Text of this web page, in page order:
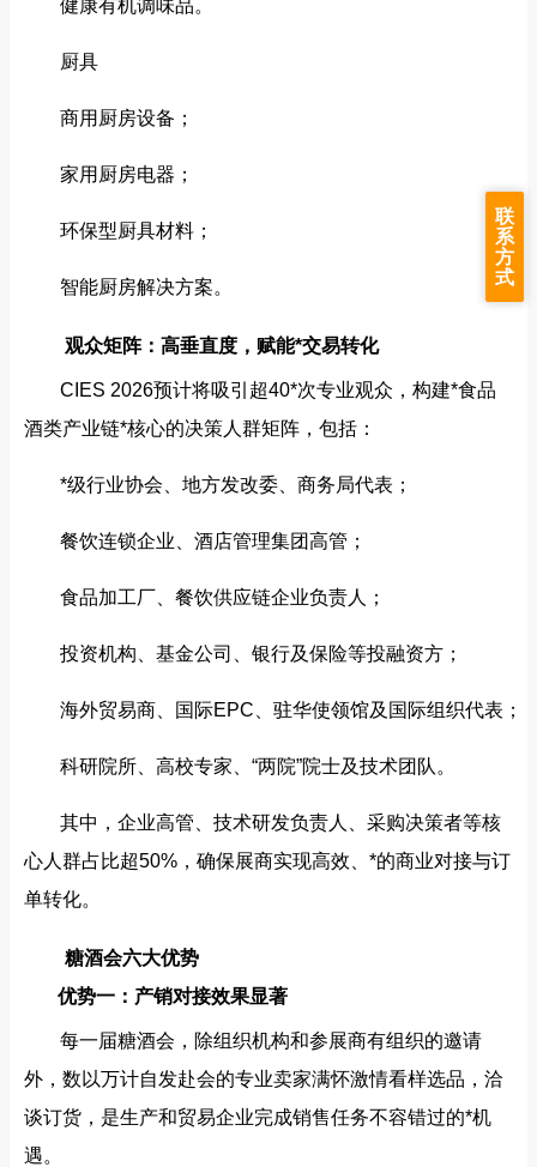
健康有机调味品。
厨具
商用厨房设备；
家用厨房电器；
环保型厨具材料；
智能厨房解决方案。
观众矩阵：高垂直度，赋能*交易转化
CIES 2026预计将吸引超40*次专业观众，构建*食品
酒类产业链*核心的决策人群矩阵，包括：
*级行业协会、地方发改委、商务局代表；
餐饮连锁企业、酒店管理集团高管；
食品加工厂、餐饮供应链企业负责人；
投资机构、基金公司、银行及保险等投融资方；
海外贸易商、国际EPC、驻华使领馆及国际组织代表；
科研院所、高校专家、“两院”院士及技术团队。
其中，企业高管、技术研发负责人、采购决策者等核
心人群占比超50%，确保展商实现高效、*的商业对接与订
单转化。
糖酒会六大优势
优势一：产销对接效果显著
每一届糖酒会，除组织机构和参展商有组织的邀请
外，数以万计自发赴会的专业卖家满怀激情看样选品，洽
谈订货，是生产和贸易企业完成销售任务不容错过的*机
遇。
联
系
方
式